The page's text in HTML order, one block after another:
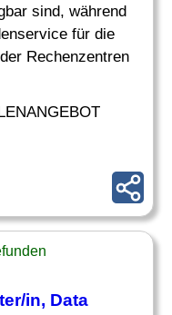
sind, während
für die
Rechenzentren
in, Data